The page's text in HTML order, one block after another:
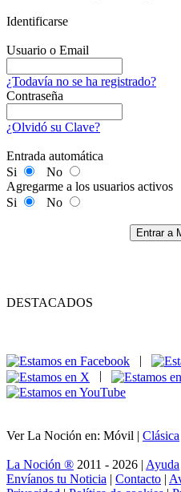
Identificarse
Usuario o Email
¿Todavía no se ha registrado?
Contraseña
¿Olvidó su Clave?
Entrada automática
Si
No
Agregarme a los usuarios activos
Si
No
Entrar a
DESTACADOS
|
|
Ver La Noción en: Móvil | Clásica
La Noción ® 2011 - 2026 | Ayuda
Envíanos tu Noticia | Contacto |